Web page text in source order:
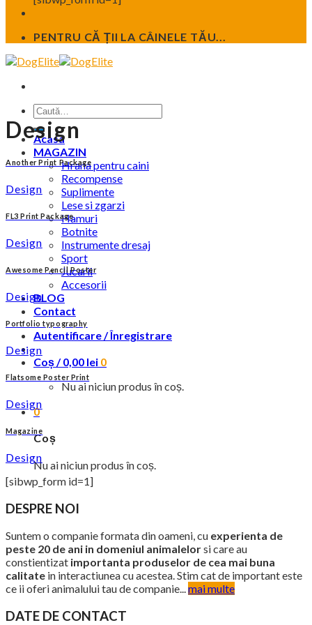
PENTRU CĂ ȚII LA CÂINELE TĂU...
Caută
după:
Acasa
MAGAZIN
Hrana pentru caini
Recompense
Suplimente
Lese si zgarzi
Hamuri
Botnite
Instrumente dresaj
Sport
Jucarii
Accesorii
BLOG
Contact
Autentificare / Înregistrare
Coș /0,00 lei 0
Nu ai niciun produs în coș.
0
Coș
Nu ai niciun produs în coș.
Design
Another Print Package
Design
FL3 Print Package
Design
Awesome Pencil Poster
Design
Portfolio typography
Design
Flatsome Poster Print
Design
Magazine
Design
[sibwp_form id=1]
DESPRE NOI
Suntem o companie formata din oameni, cu experienta de
peste 20 de ani in domeniul animalelorsi care au
constientizat importanta produselor de cea mai buna
calitate in interactiunea cu acestea. Stim cat de important este
ce ii oferi animalului tau de companie...mai multe
DATE DE CONTACT